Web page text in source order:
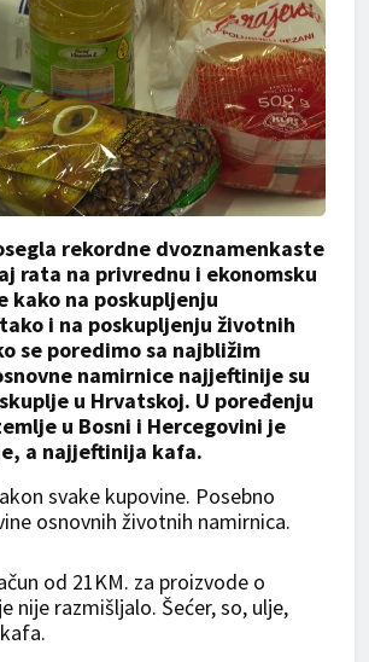
rekordne dvoznamenkaste
rata na privrednu i ekonomsku
kako na poskupljenju
i na poskupljenju životnih
se poredimo sa najbližim
namirnice najjeftinije su
u Hrvatskoj. U poređenju
u Bosni i Hercegovini je
a najjeftinija kafa.
svake kupovine. Posebno
osnovnih životnih namirnica.
od 21KM. za proizvode o
nije razmišljalo. Šećer, so, ulje,